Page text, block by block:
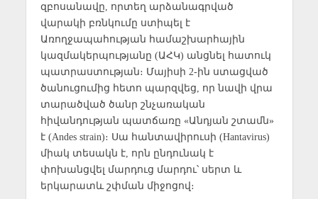
զբոսանավը, որտեղ արձանագրված
վարակի բռնկումը ստիպել է
Առողջապահության համաշխարհային
կազմակերպությանը (ԱՀԿ) անցնել հատուկ
պատրաստության։ Մայիսի 2-ին ստացված
ծանուցումից հետո պարզվեց, որ նավի վրա
տարածված ծանր շնչառական
հիվանդության պատճառը «Անդյան շտամն»
է (Andes strain)։ Սա հանտավիրուսի (Hantavirus)
միակ տեսակն է, որն ընդունակ է
փոխանցվել մարդուց մարդու՝ սերտ և
երկարատև շփման միջոցով։